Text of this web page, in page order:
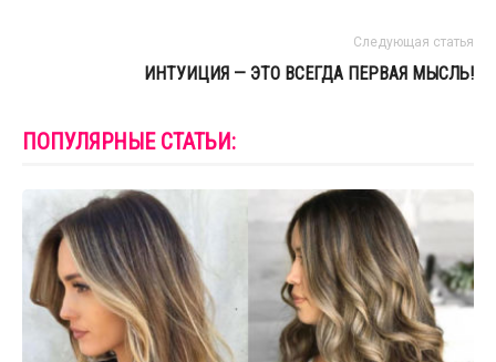
Следующая статья
ИНТУИЦИЯ — ЭТО ВСЕГДА ПЕРВАЯ МЫСЛЬ!
ПОПУЛЯРНЫЕ СТАТЬИ: